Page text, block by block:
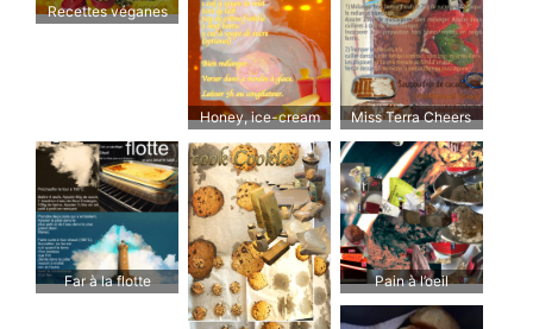
Recettes véganes
Honey, ice-cream
please!
Miss Terra Cheers
me up
Far à la flotte Pain à l’oeil